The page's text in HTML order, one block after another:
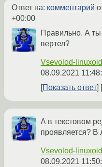
Ответ на: комментарий
+00:00
Правильно. А
вертел?
Vsevolod-linuxoid
08.09.2021
Показать ответ
А в текстовом
проявляется? В
Vsevolod-linuxoid
08.09.2021